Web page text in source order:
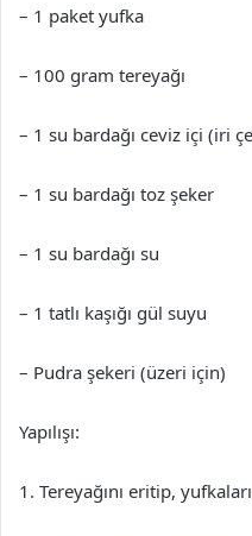
– 1 paket yufka
– 100 gram tereyağı
– 1 su bardağı ceviz içi (iri
– 1 su bardağı toz şeker
– 1 su bardağı su
– 1 tatlı kaşığı gül suyu
– Pudra şekeri (üzeri için)
Yapılışı:
1. Tereyağını eritip,